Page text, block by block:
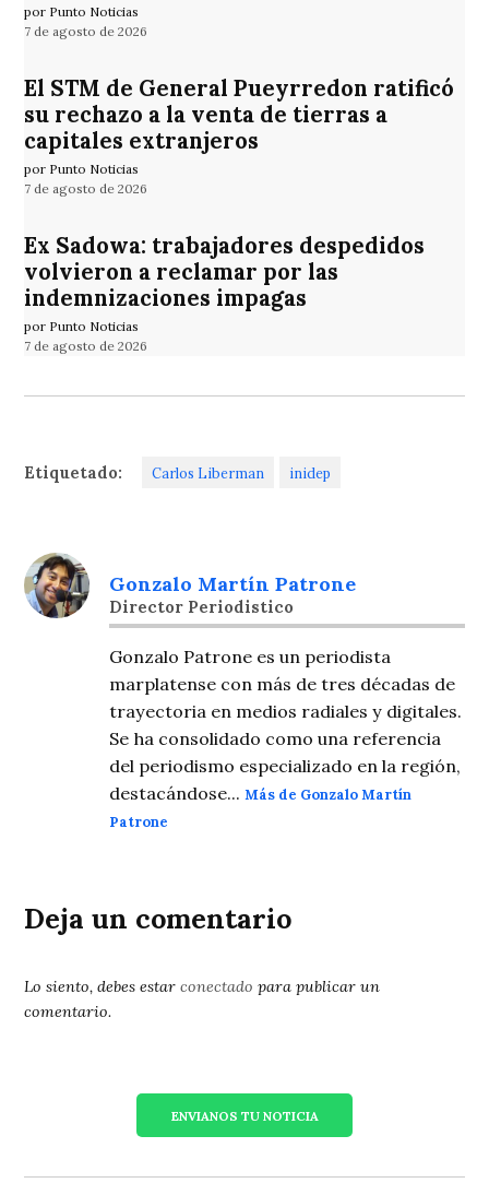
por Punto Noticias
7 de agosto de 2026
El STM de General Pueyrredon ratificó
su rechazo a la venta de tierras a
capitales extranjeros
por Punto Noticias
7 de agosto de 2026
Ex Sadowa: trabajadores despedidos
volvieron a reclamar por las
indemnizaciones impagas
por Punto Noticias
7 de agosto de 2026
Etiquetado: Carlos Liberman inidep
Gonzalo Martín Patrone
Director Periodistico
Gonzalo Patrone es un periodista
marplatense con más de tres décadas de
trayectoria en medios radiales y digitales.
Se ha consolidado como una referencia
del periodismo especializado en la región,
destacándose...Más de Gonzalo Martín
Patrone
Deja un comentario
Lo siento, debes estarconectado para publicar un
comentario.
ENVIANOS TU NOTICIA